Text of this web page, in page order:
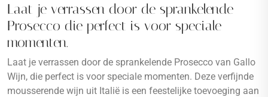
Laat je verrassen door de sprankelende
Prosecco die perfect is voor speciale
momenten.
Laat je verrassen door de sprankelende Prosecco van Gallo
Wijn, die perfect is voor speciale momenten. Deze verfijnde
mousserende wijn uit Italië is een feestelijke toevoeging aan